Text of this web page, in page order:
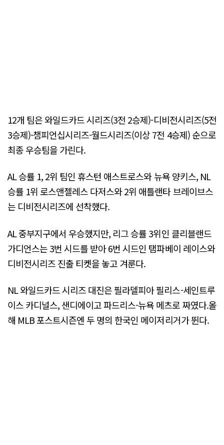
12개 팀은 와일드카드 시리즈(3전 2승제)-디비전시리즈(5전
3승제)-챔피언십시리즈-월드시리즈(이상 7전 4승제) 순으로
최종 우승팀을 가린다.
AL 승률 1, 2위 팀인 휴스턴 애스트로스와 뉴욕 양키스, NL
승률 1위 로스앤젤레스 다저스와 2위 애틀랜타 브레이브스
는 디비전시리즈에 선착했다.
AL 중부지구에서 우승했지만, 리그 승률 3위인 클리블랜드
가디언스는 3번 시드를 받아 6번 시드인 탬파베이 레이스와
디비전시리즈 진출 티켓을 놓고 겨룬다.
NL 와일드카드 시리즈 대진은 필라델피아 필리스-세인트루
이스 카디널스, 샌디에이고 파드리스-뉴욕 메츠로 짜였다.올
해 MLB 포스트시즌엔 두 명의 한국인 메이저리거가 뛴다.